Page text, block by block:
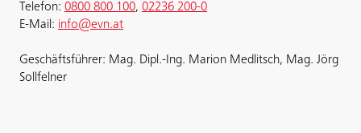
Telefon: 0800 800 100, 02236 200-0
E-Mail: info@evn.at
Geschäftsführer: Mag. Dipl.-Ing. Marion Medlitsch, Mag. Jörg
Sollfelner